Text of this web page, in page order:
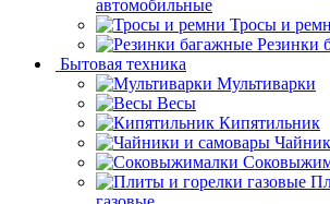
автомобильные
Тросы и
Резинки
Бытовая техника
Мультиварки
Весы
Кипятильник